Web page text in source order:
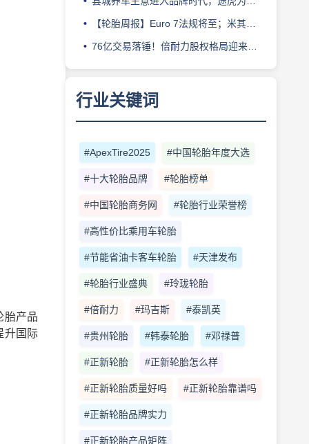
产品
升国际
【轮胎周报】Euro 7法规将至；米其林上半年营收超千亿；倍耐力上半年盈利稳增；龙星炭黑斩获欧洲近万吨订单
76亿交易落锤！倍耐力股权格局迎来重塑
行业关键词
#ApexTire2025 #中国轮胎年度大选
#十大轮胎品牌 #轮胎榜单
#中国轮胎商务网 #轮胎行业荣誉榜
#高性价比乘用车轮胎
#节能省油卡客车轮胎 #天津发布
#轮胎行业盛典 #玲珑轮胎
#倍耐力 #玛吉斯 #泰凯英
#贵州轮胎 #韩泰轮胎 #邓禄普
#正新轮胎 #正新轮胎怎么样
#正新轮胎质量好吗 #正新轮胎靠谱吗
#正新轮胎品牌实力
#正新轮胎产品矩阵